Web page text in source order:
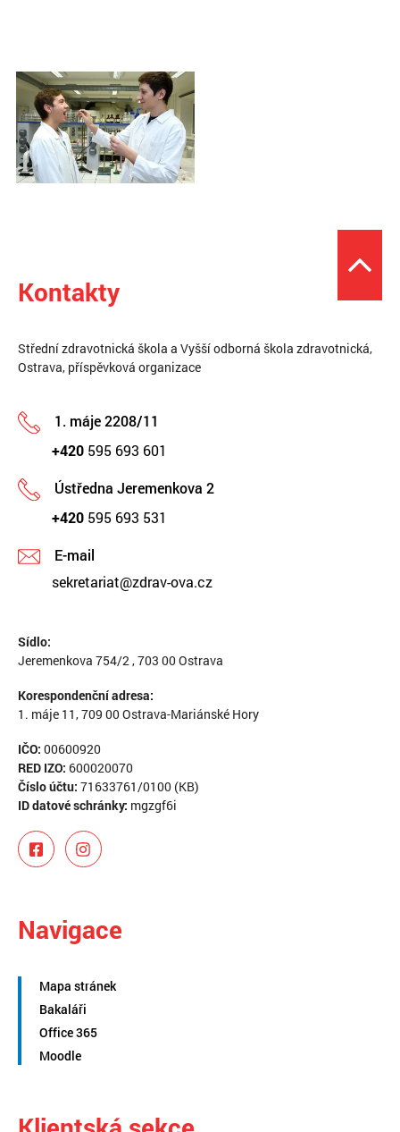
Kontakty
Střední zdravotnická škola a Vyšší odborná škola zdravotnická,
Ostrava, příspěvková organizace
1. máje 2208/11
+420 595 693 601
Ústředna Jeremenkova 2
+420 595 693 531
E-mail
sekretariat@zdrav-ova.cz
Sídlo:
Jeremenkova 754/2 , 703 00 Ostrava
Korespondenční adresa:
1. máje 11, 709 00 Ostrava-Mariánské Hory
IČO: 00600920
RED IZO: 600020070
Číslo účtu: 71633761/0100 (KB)
ID datové schránky: mgzgf6i
Navigace
Mapa stránek
Bakaláři
Office 365
Moodle